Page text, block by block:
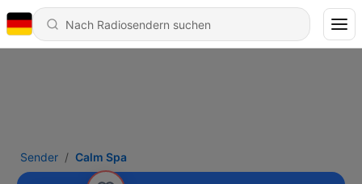
Sender Calm Spa